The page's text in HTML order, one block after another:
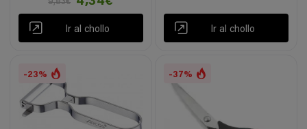
9,83€
Ir al chollo Ir al chollo
-23% -37%